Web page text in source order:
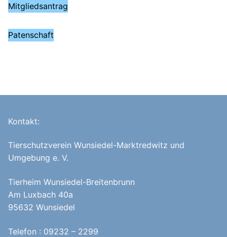
Mitgliedsantrag
Patenschaft
Kontakt:
Tierschutzverein Wunsiedel-Marktredwitz und
Umgebung e. V.
Tierheim Wunsiedel-Breitenbrunn
Am Luxbach 40a
95632 Wunsiedel
Telefon : 09232 – 2299